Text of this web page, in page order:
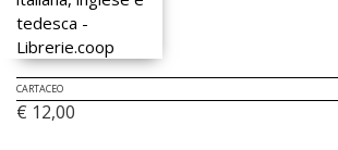
CARTACEO
€ 12,00